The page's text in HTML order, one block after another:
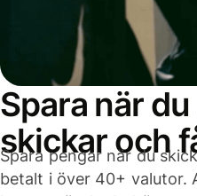
Spara när
skickar och
Spara pengar när du
betalt i över 40+ valutor.